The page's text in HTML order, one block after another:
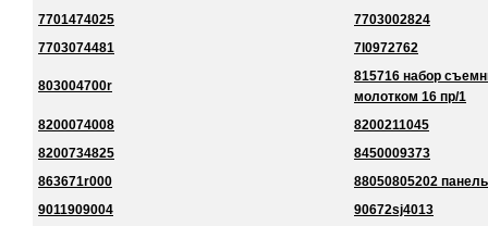
7701474025
7703002824
7703074481
7l0972762
803004700r
815716 набор
молотком 16 пр/1
8200074008
8200211045
8200734825
8450009373
863671r000
88050805202
9011909004
90672sj4013